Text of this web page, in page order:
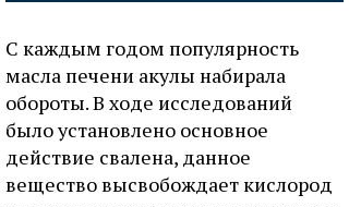
С каждым годом популярность
масла печени акулы набирала
обороты. В ходе исследований
было установлено основное
действие свалена, данное
вещество высвобождает кислород